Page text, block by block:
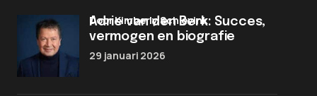
Adrie van den Berk: Succes,
vermogen en biografie
door Kimberly Schievink
29 januari 2026